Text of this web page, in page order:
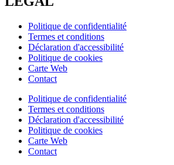
Politique de confidentialité
Termes et conditions
Déclaration d'accessibilité
Politique de cookies
Carte Web
Contact
Politique de confidentialité
Termes et conditions
Déclaration d'accessibilité
Politique de cookies
Carte Web
Contact